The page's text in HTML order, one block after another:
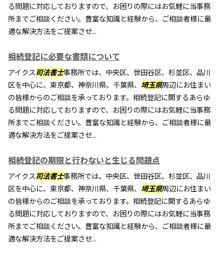
る問題に対応しておりますので、お困りの際にはお気軽に当事務
所までご相談ください。豊富な知識と経験から、ご相談者様に最
適な解決方法をご提案させ...
相続登記に必要な書類について
アイクス司法書士事務所では、中央区、世田谷区、杉並区、品川
区を中心に、東京都、神奈川県、千葉県、 埼玉県周辺にお住まい
の皆様からのご相談を承っております。相続登記に関するあらゆ
る問題に対応しておりますので、お困りの際にはお気軽に当事務
所までご相談ください。豊富な知識と経験から、ご相談者様に最
適な解決方法をご提案させ...
相続登記の期限と行わないと生じる問題点
アイクス司法書士事務所では、中央区、世田谷区、杉並区、品川
区を中心に、東京都、神奈川県、千葉県、 埼玉県周辺にお住まい
の皆様からのご相談を承っております。相続登記に関するあらゆ
る問題に対応しておりますので、お困りの際にはお気軽に当事務
所までご相談ください。豊富な知識と経験から、ご相談者様に最
適な解決方法をご提案させ...